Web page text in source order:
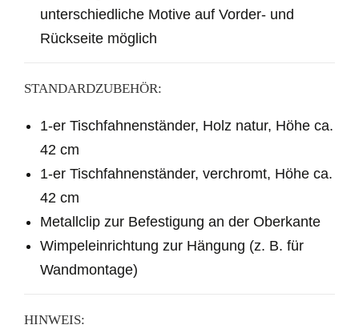
unterschiedliche Motive auf Vorder- und
Rückseite möglich
STANDARDZUBEHÖR:
1-er Tischfahnenständer, Holz natur, Höhe ca.
42 cm
1-er Tischfahnenständer, verchromt, Höhe ca.
42 cm
Metallclip zur Befestigung an der Oberkante
Wimpeleinrichtung zur Hängung (z. B. für
Wandmontage)
HINWEIS: